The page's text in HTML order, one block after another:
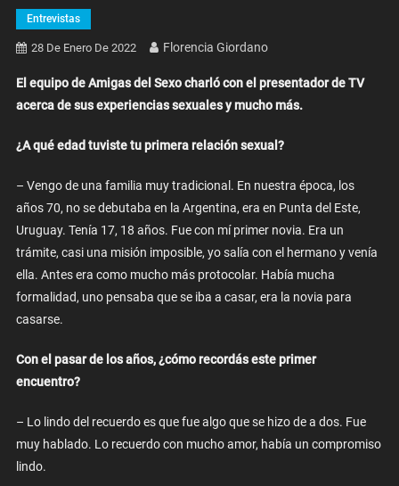
Entrevistas
28 De Enero De 2022 Florencia Giordano
El equipo de Amigas del Sexo charló con el presentador de TV
acerca de sus experiencias sexuales y mucho más.
¿A qué edad tuviste tu primera relación sexual?
– Vengo de una familia muy tradicional. En nuestra época, los
años 70, no se debutaba en la Argentina, era en Punta del Este,
Uruguay. Tenía 17, 18 años. Fue con mí primer novia. Era un
trámite, casi una misión imposible, yo salía con el hermano y venía
ella. Antes era como mucho más protocolar. Había mucha
formalidad, uno pensaba que se iba a casar, era la novia para
casarse.
Con el pasar de los años, ¿cómo recordás este primer
encuentro?
– Lo lindo del recuerdo es que fue algo que se hizo de a dos. Fue
muy hablado. Lo recuerdo con mucho amor, había un compromiso
lindo.